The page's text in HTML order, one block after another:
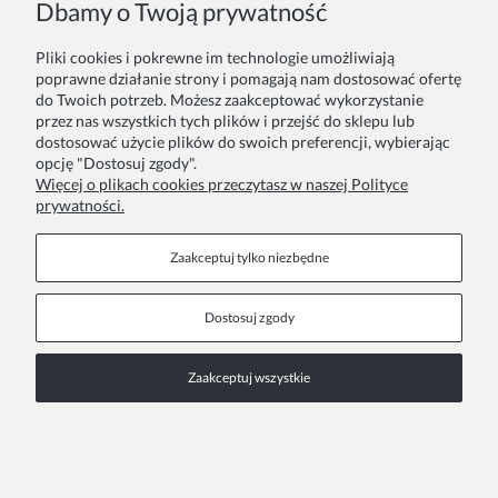
Zamówienie
Twoje zamówienia
Zwroty i reklamacje
Formy płatności
Czas i koszty dostawy
Inne
Blog
Zainspiruj się
Kontakt
Pn. - Pt. 9:00 - 15:00
Dbamy o Twoją prywatność
Pliki cookies i pokrewne im technologie umożliwiają
poprawne działanie strony i pomagają nam dostosować ofertę
do Twoich potrzeb. Możesz zaakceptować wykorzystanie
przez nas wszystkich tych plików i przejść do sklepu lub
dostosować użycie plików do swoich preferencji, wybierając
opcję "Dostosuj zgody".
Więcej o plikach cookies przeczytasz w naszej Polityce
prywatności.
Zaakceptuj tylko niezbędne
Dostosuj zgody
Zaakceptuj wszystkie